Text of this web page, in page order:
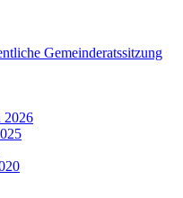
Gemeinderatssitzung
2026